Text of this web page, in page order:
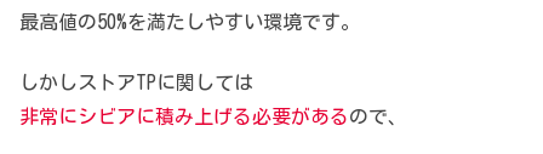
最高値の50%を満たしやすい環境です。
しかしストアTPに関しては
非常にシビアに積み上げる必要があるので、